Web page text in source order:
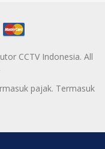
CCTV Indonesia. All
pajak. Termasuk